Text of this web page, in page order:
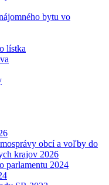
bytu vo
lístka
obcí a voľby do
krajov 2026
parlamentu 2024